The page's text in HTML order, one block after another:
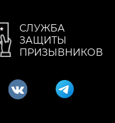
СЛУЖБА
ЗАЩИТЫ
ПРИЗЫВНИКОВ